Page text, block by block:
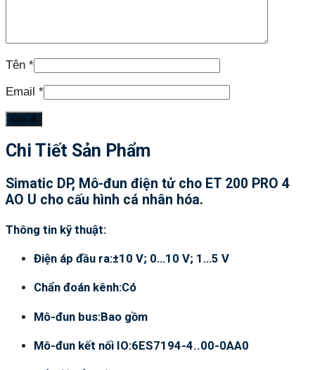
Tên *
Email *
Chi Tiết Sản Phẩm
Simatic DP, Mô-đun điện tử cho ET 200 PRO 4
AO U cho cấu hình cá nhân hóa.
Thông tin kỹ thuật:
Điện áp đầu ra:±10 V; 0…10 V; 1…5 V
Chẩn đoán kênh:Có
Mô-đun bus:Bao gồm
Mô-đun kết nối IO:6ES7194-4..00-0AA0